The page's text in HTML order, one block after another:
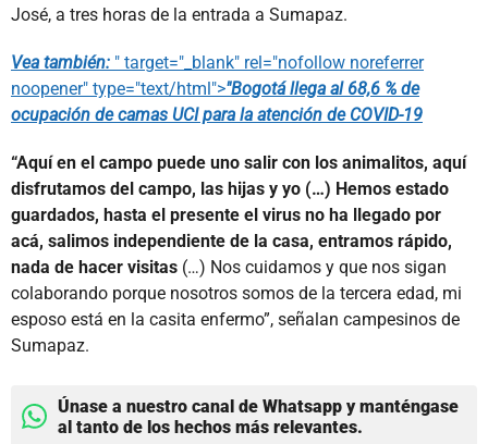
José, a tres horas de la entrada a Sumapaz.
Vea también: " target="_blank" rel="nofollow noreferrer
noopener" type="text/html">"Bogotá llega al 68,6 % de
ocupación de camas UCI para la atención de COVID-19
“Aquí en el campo puede uno salir con los animalitos, aquí
disfrutamos del campo, las hijas y yo (…) Hemos estado
guardados, hasta el presente el virus no ha llegado por
acá, salimos independiente de la casa, entramos rápido,
nada de hacer visitas (…) Nos cuidamos y que nos sigan
colaborando porque nosotros somos de la tercera edad, mi
esposo está en la casita enfermo”, señalan campesinos de
Sumapaz.
Únase a nuestro canal de Whatsapp y manténgase
al tanto de los hechos más relevantes.